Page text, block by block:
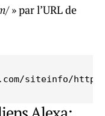
» par l’URL de
siteinfo/